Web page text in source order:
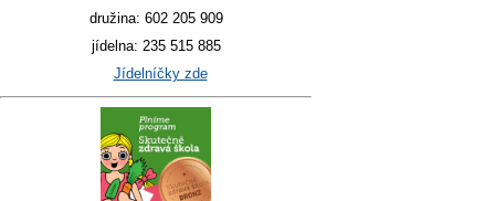
družina: 602 205 909
jídelna: 235 515 885
Jídelníčky zde